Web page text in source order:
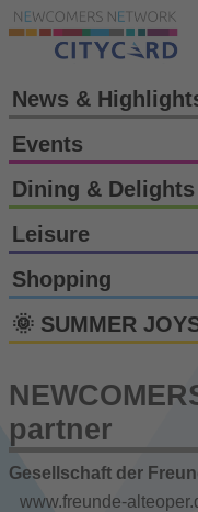
News &
Events
Dining & Delights
Leisure
Shopping
🌞 SUMMER
partner
Gesellschaft der
www.freunde-